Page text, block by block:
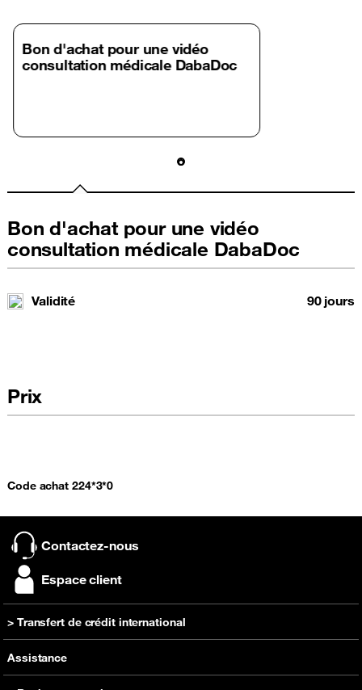
Bon d'achat pour une vidéo
consultation médicale DabaDoc
Bon d'achat pour une vidéo
consultation médicale DabaDoc
Validité 90 jours
Prix
Code achat 224*3*0
> Transfert de crédit international
Recharger
Assistance
Contactez-nous
Espace client